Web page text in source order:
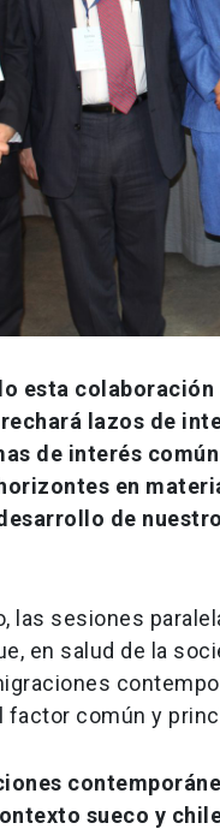
esta
lazos de
de interés
en
de
las sesiones
en salud de la
factor común y
sueco y